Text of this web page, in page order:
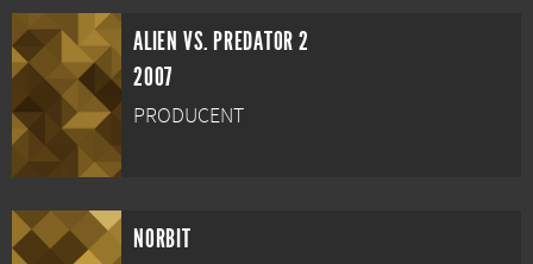
ALIEN VS. PREDATOR 2
2007
PRODUCENT
NORBIT